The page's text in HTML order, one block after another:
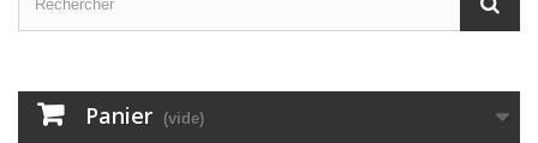
Panier (vide)